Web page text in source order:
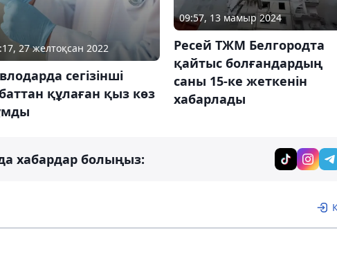
27 желтоқсан 2022
сегізінші
құлаған қыз көз
09:57, 13 мамыр 2024
Ресей ТЖМ Белгородта
қайтыс болғандардың
саны 15-ке жеткенін
хабарлады
хабардар болыңыз: